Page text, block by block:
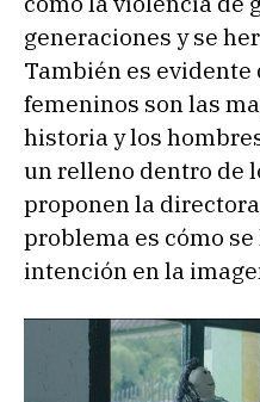
generaciones y se
También es evidente
femeninos son las
historia y los
un relleno dentro de
proponen la
problema es cómo
intención en la